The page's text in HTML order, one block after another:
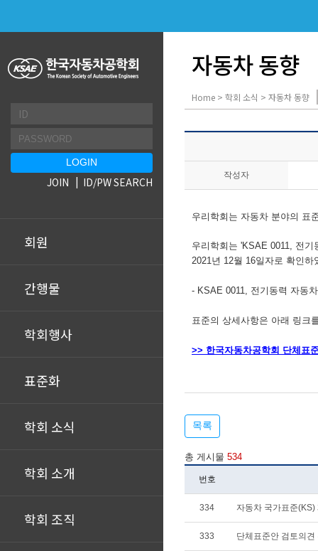
회원
간행물
학회행사
표준화
학회 소식
학회 소개
학회 조직
JOIN ID/PW SEARCH
자동차 동향
Home > 학회 소식 > 자동차 동향
작성자
우리학회는 자동차 분야의 표
우리학회는 'KSAE 0011, 전기
2021년 12월 16일자로 확인하
- KSAE 0011, 전기동력 자동
표준의 상세사항은 아래 링크
>> 한국자동차공학회 단체표
목록
총 게시물 534
번호
334 자동차 국가표준
333 단체표준안 검토의견